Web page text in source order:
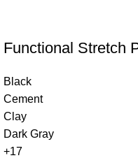
Functional Stretch
Black
Cement
Clay
Dark Gray
+17